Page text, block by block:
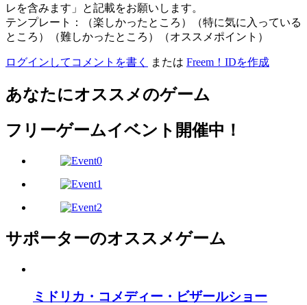
レを含みます」と記載をお願いします。
テンプレート：（楽しかったところ）（特に気に入っている
ところ）（難しかったところ）（オススメポイント）
ログインしてコメントを書く または Freem！IDを作成
あなたにオススメのゲーム
フリーゲームイベント開催中！
サポーターのオススメゲーム
ミドリカ・コメディー・ビザールショー